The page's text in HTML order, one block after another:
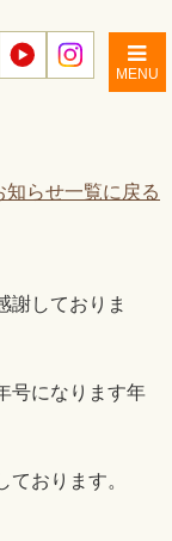
MENU
らせ一覧に戻る
謝しておりま
号になります年
おります。